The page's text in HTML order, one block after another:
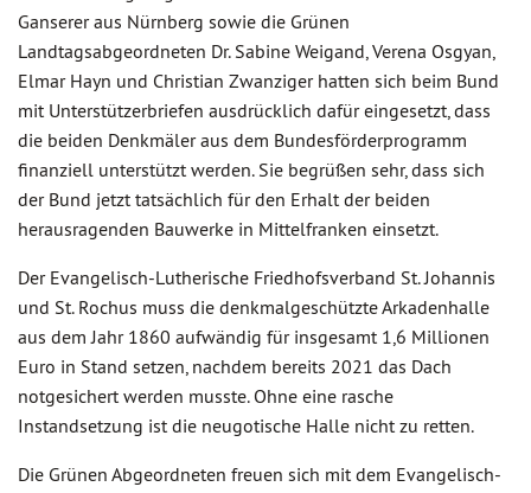
Ganserer aus Nürnberg sowie die Grünen
Landtagsabgeordneten Dr. Sabine Weigand, Verena Osgyan,
Elmar Hayn und Christian Zwanziger hatten sich beim Bund
mit Unterstützerbriefen ausdrücklich dafür eingesetzt, dass
die beiden Denkmäler aus dem Bundesförderprogramm
finanziell unterstützt werden. Sie begrüßen sehr, dass sich
der Bund jetzt tatsächlich für den Erhalt der beiden
herausragenden Bauwerke in Mittelfranken einsetzt.
Der Evangelisch-Lutherische Friedhofsverband St. Johannis
und St. Rochus muss die denkmalgeschützte Arkadenhalle
aus dem Jahr 1860 aufwändig für insgesamt 1,6 Millionen
Euro in Stand setzen, nachdem bereits 2021 das Dach
notgesichert werden musste. Ohne eine rasche
Instandsetzung ist die neugotische Halle nicht zu retten.
Die Grünen Abgeordneten freuen sich mit dem Evangelisch-